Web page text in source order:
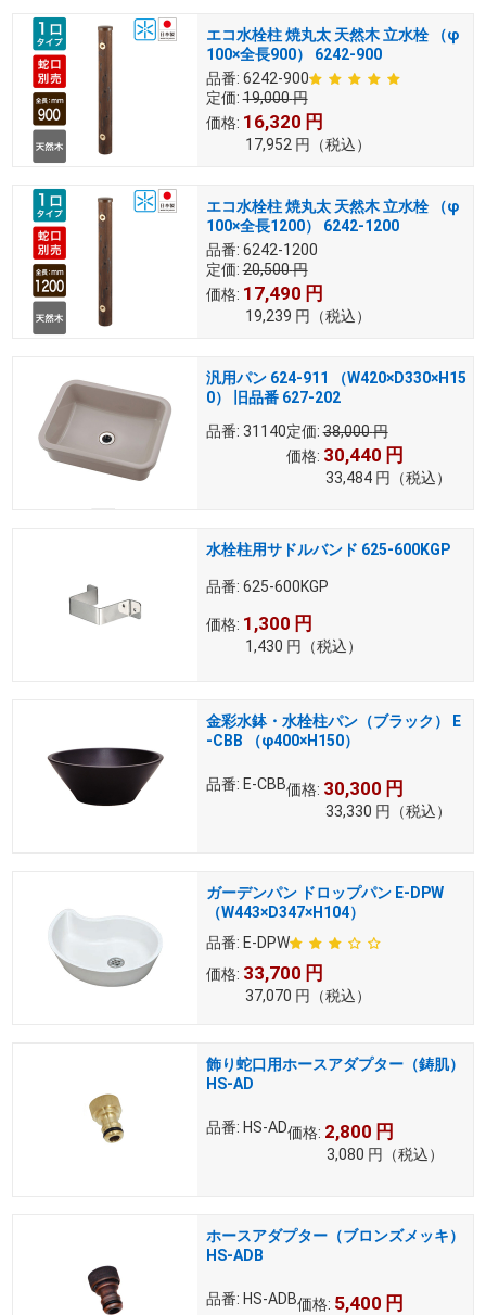
エコ水栓柱 焼丸太 天然木 立水栓 （φ
100×全長900） 6242-900
品番: 6242-900
定価: 19,000円
価格: 16,320 円
17,952 円 （税込）
エコ水栓柱 焼丸太 天然木 立水栓 （φ
100×全長1200） 6242-1200
品番: 6242-1200
定価: 20,500円
価格: 17,490 円
19,239 円 （税込）
汎用パン 624-911 （W420×D330×H15
0） 旧品番 627-202
品番: 31140定価: 38,000円
価格: 30,440 円
33,484 円 （税込）
水栓柱用サドルバンド 625-600KGP
品番: 625-600KGP
価格: 1,300 円
1,430 円 （税込）
金彩水鉢・水栓柱パン（ブラック） E
-CBB （φ400×H150）
品番: E-CBB価格: 30,300 円
33,330 円 （税込）
ガーデンパン ドロップパン E-DPW
（W443×D347×H104）
品番: E-DPW
価格: 33,700 円
37,070 円 （税込）
飾り蛇口用ホースアダプター（鋳肌）
HS-AD
品番: HS-AD価格: 2,800 円
3,080 円 （税込）
ホースアダプター（ブロンズメッキ）
HS-ADB
品番: HS-ADB価格: 5,400 円